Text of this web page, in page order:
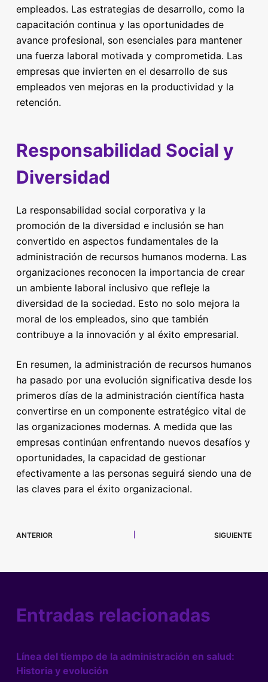
empleados. Las estrategias de desarrollo, como la
capacitación continua y las oportunidades de
avance profesional, son esenciales para mantener
una fuerza laboral motivada y comprometida. Las
empresas que invierten en el desarrollo de sus
empleados ven mejoras en la productividad y la
retención.
Responsabilidad Social y
Diversidad
La responsabilidad social corporativa y la
promoción de la diversidad e inclusión se han
convertido en aspectos fundamentales de la
administración de recursos humanos moderna. Las
organizaciones reconocen la importancia de crear
un ambiente laboral inclusivo que refleje la
diversidad de la sociedad. Esto no solo mejora la
moral de los empleados, sino que también
contribuye a la innovación y al éxito empresarial.
En resumen, la administración de recursos humanos
ha pasado por una evolución significativa desde los
primeros días de la administración científica hasta
convertirse en un componente estratégico vital de
las organizaciones modernas. A medida que las
empresas continúan enfrentando nuevos desafíos y
oportunidades, la capacidad de gestionar
efectivamente a las personas seguirá siendo una de
las claves para el éxito organizacional.
ANTERIOR SIGUIENTE
Entradas relacionadas
Línea del tiempo de la administración en salud:
Historia y evolución